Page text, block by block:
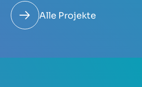
Alle Projekte